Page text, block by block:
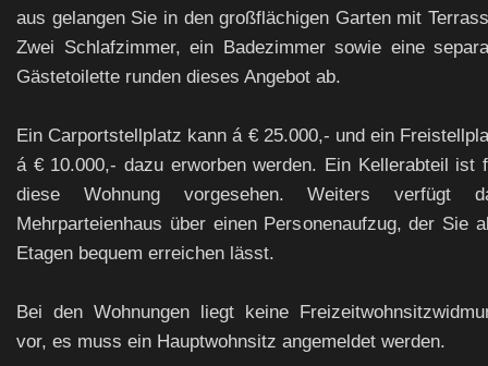
aus gelangen Sie in den großflächigen Garten mit
Zwei Schlafzimmer, ein Badezimmer sowie eine
Gästetoilette runden dieses Angebot ab.
Ein Carportstellplatz kann á € 25.000,- und ein
á € 10.000,- dazu erworben werden. Ein Kellerabteil ist
diese Wohnung vorgesehen. Weiters verfügt
Mehrparteienhaus über einen Personenaufzug, der Sie
Etagen bequem erreichen lässt.
Bei den Wohnungen liegt keine
vor, es muss ein Hauptwohnsitz angemeldet werden.